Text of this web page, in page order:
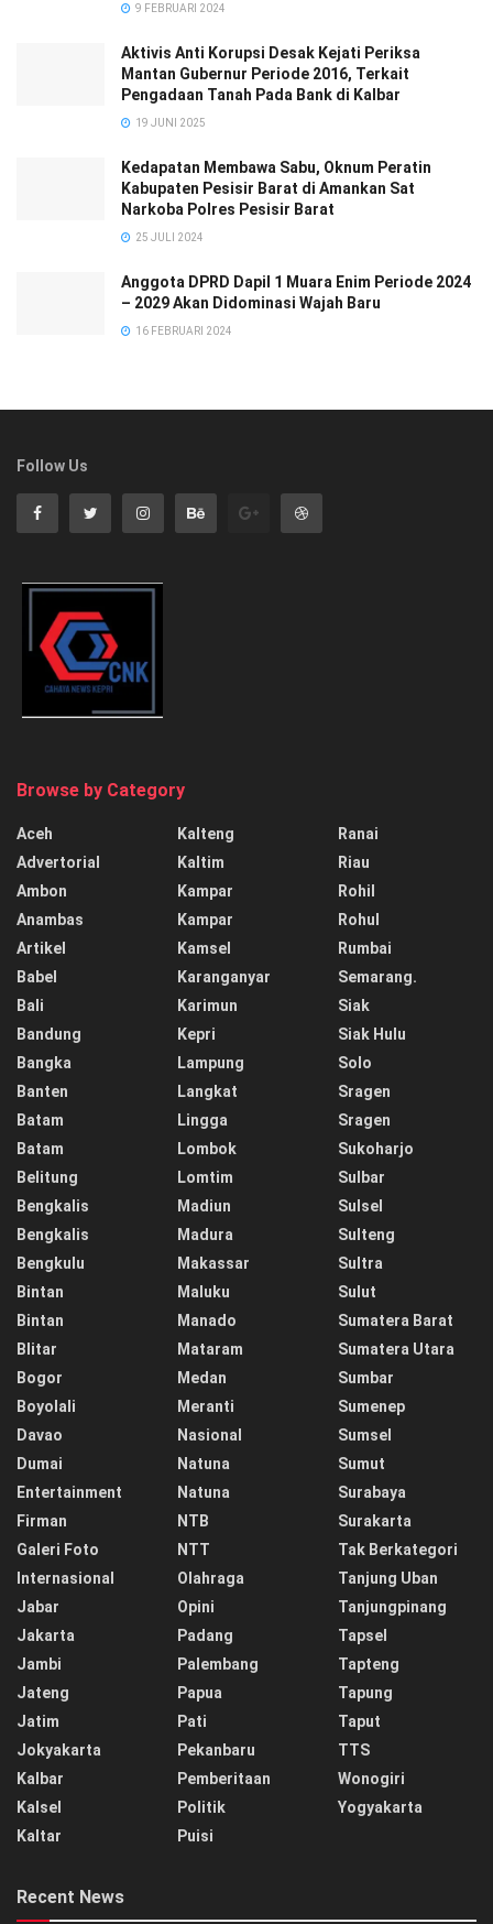
9 FEBRUARI 2024
Aktivis Anti Korupsi Desak Kejati Periksa
Mantan Gubernur Periode 2016, Terkait
Pengadaan Tanah Pada Bank di Kalbar
19 JUNI 2025
Kedapatan Membawa Sabu, Oknum Peratin
Kabupaten Pesisir Barat di Amankan Sat
Narkoba Polres Pesisir Barat
25 JULI 2024
Anggota DPRD Dapil 1 Muara Enim Periode 2024
– 2029 Akan Didominasi Wajah Baru
16 FEBRUARI 2024
Follow Us
Browse by Category
Aceh
Advertorial
Ambon
Anambas
Artikel
Babel
Bali
Bandung
Bangka
Banten
Batam
Batam
Belitung
Bengkalis
Bengkalis
Bengkulu
Bintan
Bintan
Blitar
Bogor
Boyolali
Davao
Dumai
Entertainment
Firman
Galeri Foto
Internasional
Jabar
Jakarta
Jambi
Jateng
Jatim
Jokyakarta
Kalbar
Kalsel
Kaltar
Kalteng
Kaltim
Kampar
Kampar
Kamsel
Karanganyar
Karimun
Kepri
Lampung
Langkat
Lingga
Lombok
Lomtim
Madiun
Madura
Makassar
Maluku
Manado
Mataram
Medan
Meranti
Nasional
Natuna
Natuna
NTB
NTT
Olahraga
Opini
Padang
Palembang
Papua
Pati
Pekanbaru
Pemberitaan
Politik
Puisi
Ranai
Riau
Rohil
Rohul
Rumbai
Semarang.
Siak
Siak Hulu
Solo
Sragen
Sragen
Sukoharjo
Sulbar
Sulsel
Sulteng
Sultra
Sulut
Sumatera Barat
Sumatera Utara
Sumbar
Sumenep
Sumsel
Sumut
Surabaya
Surakarta
Tak Berkategori
Tanjung Uban
Tanjungpinang
Tapsel
Tapteng
Tapung
Taput
TTS
Wonogiri
Yogyakarta
Recent News